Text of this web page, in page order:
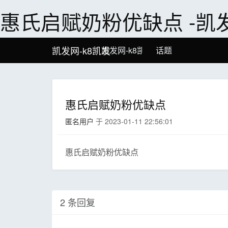
惠氏启赋奶粉优缺点 -凯
凯发网-k8凯发凯发网-k8凯发 话题
惠氏启赋奶粉优缺点
匿名用户 于 2023-01-11 22:56:01
惠氏启赋奶粉优缺点
2 条回复